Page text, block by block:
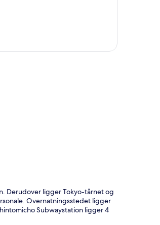
Derudover ligger Tokyo-tårnet og
Overnatningsstedet ligger
Subwaystation ligger 4